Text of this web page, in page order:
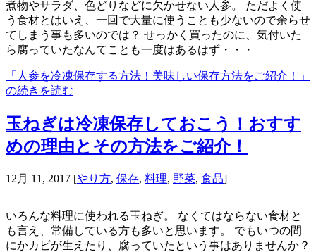
煮物やサラダ、色どりなどに欠かせない人参。 ただよく使
う食材とはいえ、一回で大量に使うことも少ないので余らせ
てしまう事も多いのでは？ せっかく買ったのに、気付いた
ら腐っていたなんてことも一度はあるはず・・・
「人参を冷凍保存する方法！美味しい保存方法をご紹介！」
の続きを読む
玉ねぎは冷凍保存しておこう！おすす
めの理由とその方法をご紹介！
12月 11, 2017 [やり方, 保存, 料理, 野菜, 食品]
いろんな料理に使われる玉ねぎ。 なくてはならない食材と
も言え、常備している方も多いと思います。 でもいつの間
にかカビが生えたり、腐っていたという事はありませんか？